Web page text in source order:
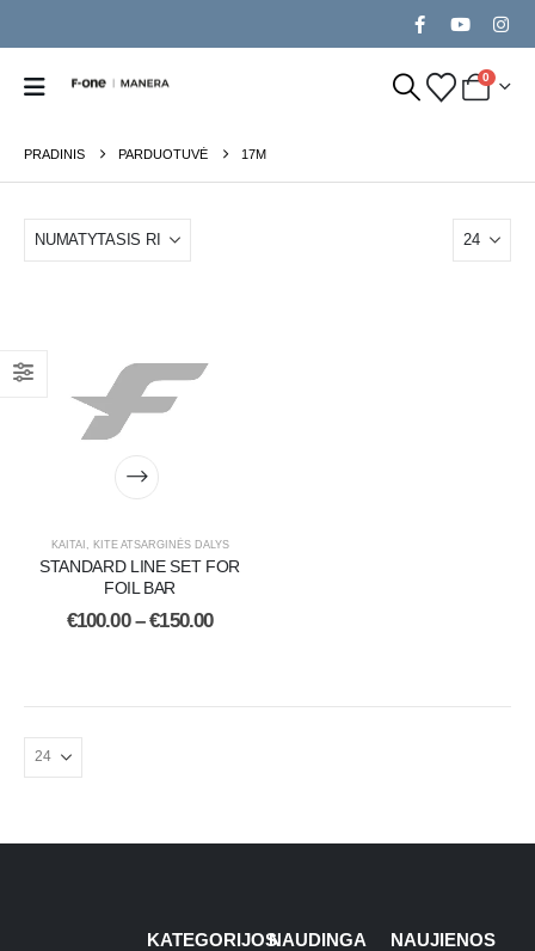
0
PRADINIS PARDUOTUVĖ 17M
KAITAI KITE ATSARGINĖS DALYS
STANDARD LINE SET FOR
FOIL BAR
€100.00 – €150.00
KATEGORIJOSNAUDINGA NAUJIENOS